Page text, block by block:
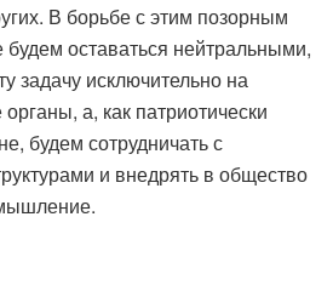
В борьбе с этим позорным
оставаться нейтральными,
задачу исключительно на
а, как патриотически
будем сотрудничать с
и внедрять в общество